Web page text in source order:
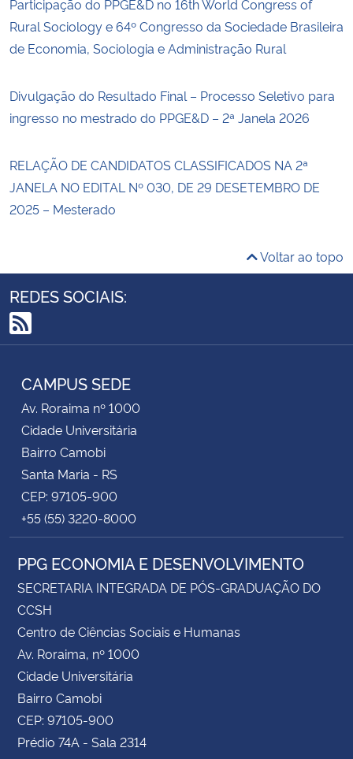
Participação do PPGE&D no 16th World Congress of
Rural Sociology e 64º Congresso da Sociedade Brasileira
de Economia, Sociologia e Administração Rural
Divulgação do Resultado Final – Processo Seletivo para
ingresso no mestrado do PPGE&D – 2ª Janela 2026
RELAÇÃO DE CANDIDATOS CLASSIFICADOS NA 2ª
JANELA NO EDITAL Nº 030, DE 29 DESETEMBRO DE
2025 – Mesterado
Voltar ao topo
REDES SOCIAIS:
RSS
CAMPUS SEDE
Av. Roraima nº 1000
Cidade Universitária
Bairro Camobi
Santa Maria - RS
CEP: 97105-900
+55 (55) 3220-8000
PPG ECONOMIA E DESENVOLVIMENTO
SECRETARIA INTEGRADA DE PÓS-GRADUAÇÃO DO
CCSH
Centro de Ciências Sociais e Humanas
Av. Roraima, nº 1000
Cidade Universitária
Bairro Camobi
CEP: 97105-900
Prédio 74A - Sala 2314